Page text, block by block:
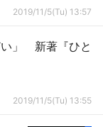
2019/11/5(Tu) 13:57
い」 新著『ひと
2019/11/5(Tu) 13:55